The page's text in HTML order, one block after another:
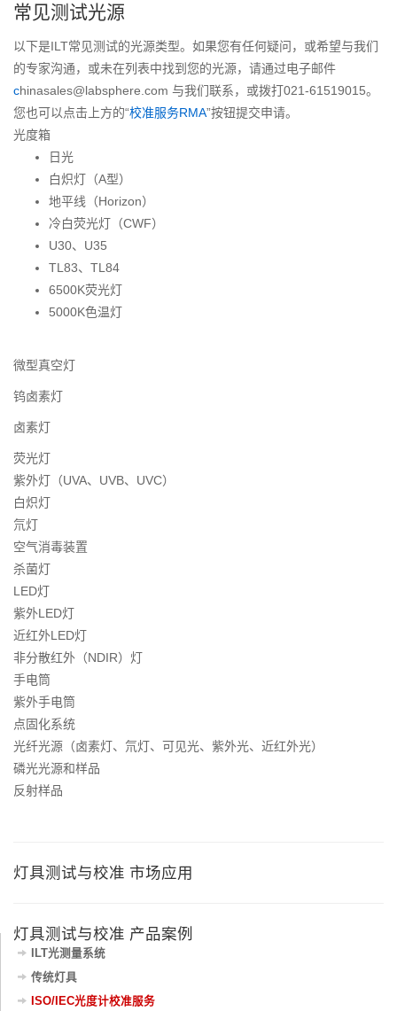
常见测试光源
以下是ILT常见测试的光源类型。如果您有任何疑问，或希望与我们
的专家沟通，或未在列表中找到您的光源，请通过电子邮件
chinasales@labsphere.com 与我们联系，或拨打021-61519015。
您也可以点击上方的“校准服务RMA”按钮提交申请。
光度箱
日光
白炽灯（A型）
地平线（Horizon）
冷白荧光灯（CWF）
U30、U35
TL83、TL84
6500K荧光灯
5000K色温灯
微型真空灯
钨卤素灯
卤素灯
荧光灯
紫外灯（UVA、UVB、UVC）
白炽灯
氘灯
空气消毒装置
杀菌灯
LED灯
紫外LED灯
近红外LED灯
非分散红外（NDIR）灯
手电筒
紫外手电筒
点固化系统
光纤光源（卤素灯、氘灯、可见光、紫外光、近红外光）
磷光光源和样品
反射样品
灯具测试与校准 市场应用
灯具测试与校准 产品案例
ILT光测量系统
传统灯具
ISO/IEC光度计校准服务